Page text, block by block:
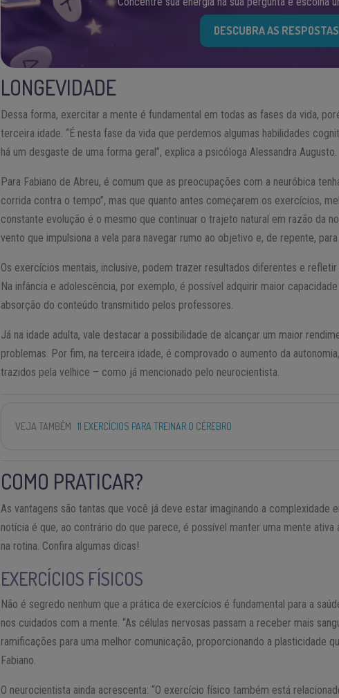
DESCUBRA AS RESPOSTAS
LONGEVIDADE
Dessa forma, exercitar a mente é fundamental em todas as fases da vida,
terceira idade. “É nesta fase da vida que perdemos algumas habilidades
há um desgaste de uma forma geral”, explica a psicóloga Alessandra Augusto.
Para Fabiano de Abreu, é comum que as preocupações com a neuróbica
corrida contra o tempo”, mas que quanto antes começarem os exercícios,
constante evolução é o mesmo que continuar o trajeto natural em razão da
vento que impulsiona a vela para navegar rumo ao objetivo e, de repente,
Os exercícios mentais, inclusive, podem trazer resultados diferentes e
Na infância e adolescência, por exemplo, é possível adquirir maior
absorção do conteúdo transmitido pelos professores.
Já na idade adulta, vale destacar a possibilidade de alcançar um maior
problemas. Por fim, na terceira idade, é comprovado o aumento da
trazidos pela velhice – como já mencionado pelo neurocientista.
VEJA TAMBÉM 11 EXERCÍCIOS PARA TREINAR O CÉREBRO
COMO PRATICAR?
As vantagens são tantas que você já deve estar imaginando a
notícia é que, ao contrário do que parece, é possível manter uma mente
na rotina. Confira algumas dicas!
EXERCÍCIOS FÍSICOS
Não é segredo nenhum que a prática de exercícios é fundamental para a
nos cuidados com a mente. “As células nervosas passam a receber mais
ramificações para uma melhor comunicação, proporcionando a plasticidade
Fabiano.
O neurocientista ainda acrescenta: “O exercício físico também está